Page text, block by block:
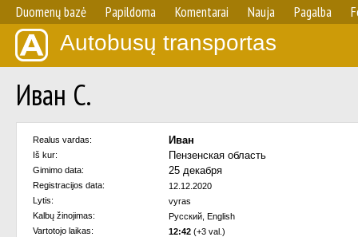
Duomenų bazė Papildoma Komentarai Nauja Pagalba
Autobusų transportas
Иван С.
Realus vardas: Иван
Iš kur: Пензенская область
Gimimo data: 25 декабря
Registracijos data:
12.12.2020
Lytis:
vyras
Kalbų žinojimas:
Русский, English
Vartotojo laikas:
12:42 (+3 val.)